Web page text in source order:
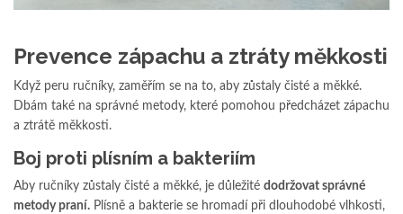
Prevence zápachu a ztráty měkkosti
Když peru ručníky, zaměřím se na to, aby zůstaly čisté a měkké.
Dbám také na správné metody, které pomohou předcházet zápachu
a ztrátě měkkosti.
Boj proti plísním a bakteriím
Aby ručníky zůstaly čisté a měkké, je důležité dodržovat správné
metody praní. Plísně a bakterie se hromadí při dlouhodobé vlhkosti,